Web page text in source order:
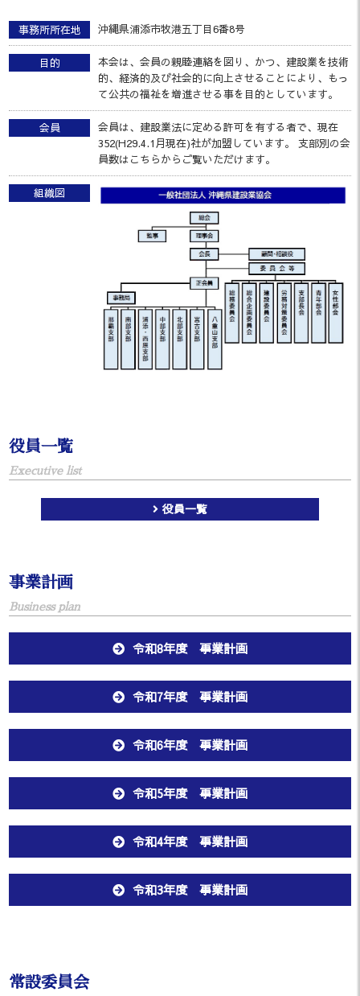
事務所所在地 沖縄県浦添市牧港五丁目6番8号
目的
本会は、会員の親睦連絡を図り、かつ、建設業を技術
的、経済的及び社会的に向上させることにより、もっ
て公共の福祉を増進させる事を目的としています。
会員
会員は、建設業法に定める許可を有する者で、現在
352(H29.4.1月現在)社が加盟しています。 支部別の会
員数はこちらからご覧いただけます。
組織図
役員一覧
Executive list
役員一覧
事業計画
Business plan
令和8年度 事業計画
令和7年度 事業計画
令和6年度 事業計画
令和5年度 事業計画
令和4年度 事業計画
令和3年度 事業計画
常設委員会